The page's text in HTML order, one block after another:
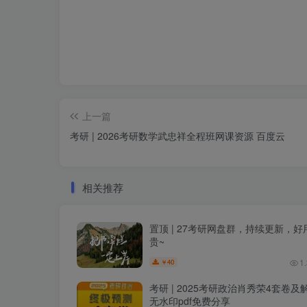
上一篇
考研 | 2026考研数学武忠祥全程班网课资源 百度云
相关推荐
置顶 | 27考研网盘群，持续更新，好
贵~
￥40
考研 | 2025考研政治肖秀荣4套卷及
无水印pdf免费分享